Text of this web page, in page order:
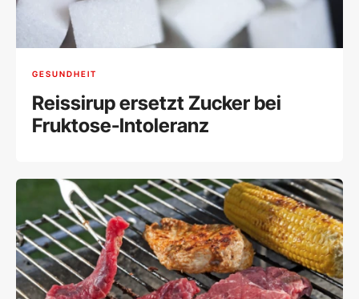
GESUNDHEIT
Reissirup ersetzt Zucker bei
Fruktose-Intoleranz